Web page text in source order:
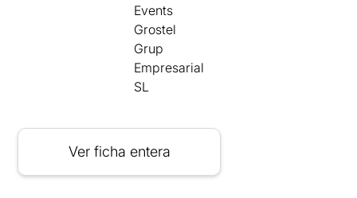
Events
Grostel
Grup
Empresarial
SL
Ver ficha entera